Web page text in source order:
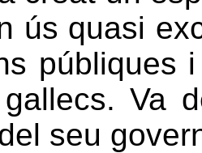
ús quasi
públiques
gallecs. Va
seu